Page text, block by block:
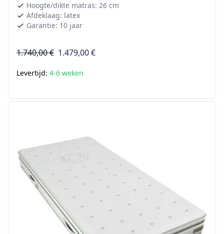
Hoogte/dikte matras: 26 cm
Afdeklaag: latex
Garantie: 10 jaar
1.740,00 € 1.479,00 €
Levertijd: 4-6 weken